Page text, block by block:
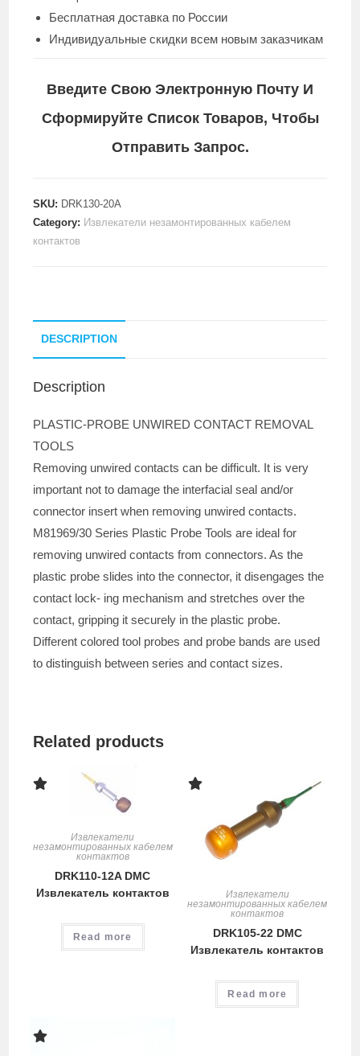
Бесплатная доставка по России
Индивидуальные скидки всем новым заказчикам
Введите Свою Электронную Почту И
Сформируйте Список Товаров, Чтобы
Отправить Запрос.
SKU: DRK130-20A
Category: Извлекатели незамонтированных кабелем
контактов
DESCRIPTION
Description
PLASTIC-PROBE UNWIRED CONTACT REMOVAL
TOOLS
Removing unwired contacts can be difficult. It is very
important not to damage the interfacial seal and/or
connector insert when removing unwired contacts.
M81969/30 Series Plastic Probe Tools are ideal for
removing unwired contacts from connectors. As the
plastic probe slides into the connector, it disengages the
contact lock- ing mechanism and stretches over the
contact, gripping it securely in the plastic probe.
Different colored tool probes and probe bands are used
to distinguish between series and contact sizes.
Related products
Извлекатели
незамонтированных кабелем
контактов
DRK110-12A DMC
Извлекатель контактов
Read more
Извлекатели
незамонтированных кабелем
контактов
DRK105-22 DMC
Извлекатель контактов
Read more